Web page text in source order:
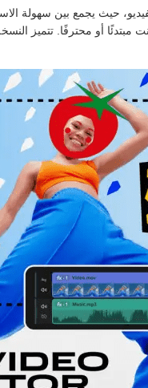
حيث يجمع بين سهولة
مبتدئًا أو محترفًا. تتميز